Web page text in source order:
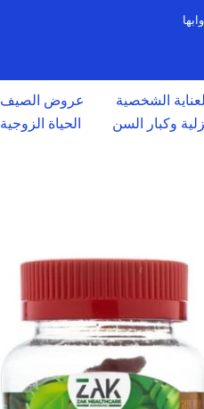
عروض الصيف الشخصية
الحياة الزوجية
وكبار السن